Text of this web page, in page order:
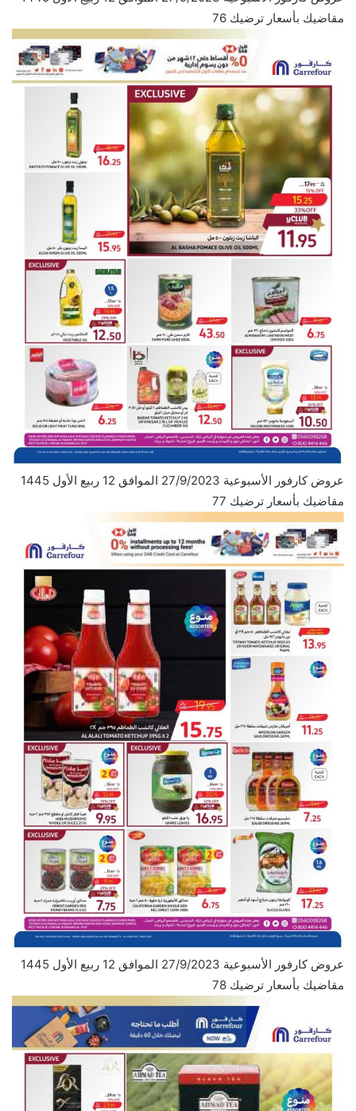
مقاضيك بأسعار ترضيك 76
عروض كارفور الأسبوعية 27/9/2023 الموافق 12 ربيع الأول 1445
مقاضيك بأسعار ترضيك 77
عروض كارفور الأسبوعية 27/9/2023 الموافق 12 ربيع الأول 1445
مقاضيك بأسعار ترضيك 78